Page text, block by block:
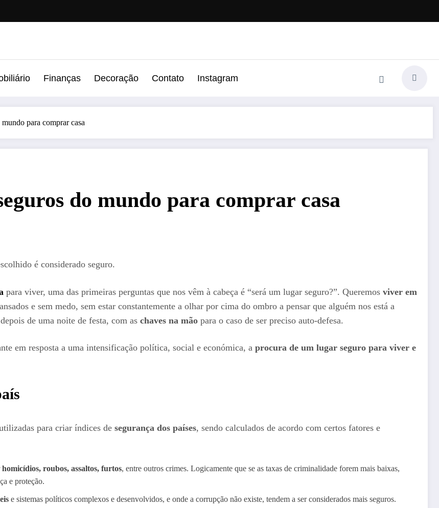
Finanças Decoração Contato Instagram
para comprar casa
do mundo para comprar casa
é considerado seguro.
para viver, uma das primeiras perguntas que nos vêm à cabeça é “será um lugar seguro?”. Queremos viver em
e sem medo, sem estar constantemente a olhar por cima do ombro a pensar que alguém nos está a
de uma noite de festa, com as chaves na mão para o caso de ser preciso auto-defesa.
em resposta a uma intensificação política, social e económica, a procura de um lugar seguro para viver e
para criar índices de segurança dos países, sendo calculados de acordo com certos fatores e
homicídios, roubos, assaltos, furtos, entre outros crimes. Logicamente que se as taxas de criminalidade forem mais baixas,
e proteção.
e sistemas políticos complexos e desenvolvidos, e onde a corrupção não existe, tendem a ser considerados mais seguros.